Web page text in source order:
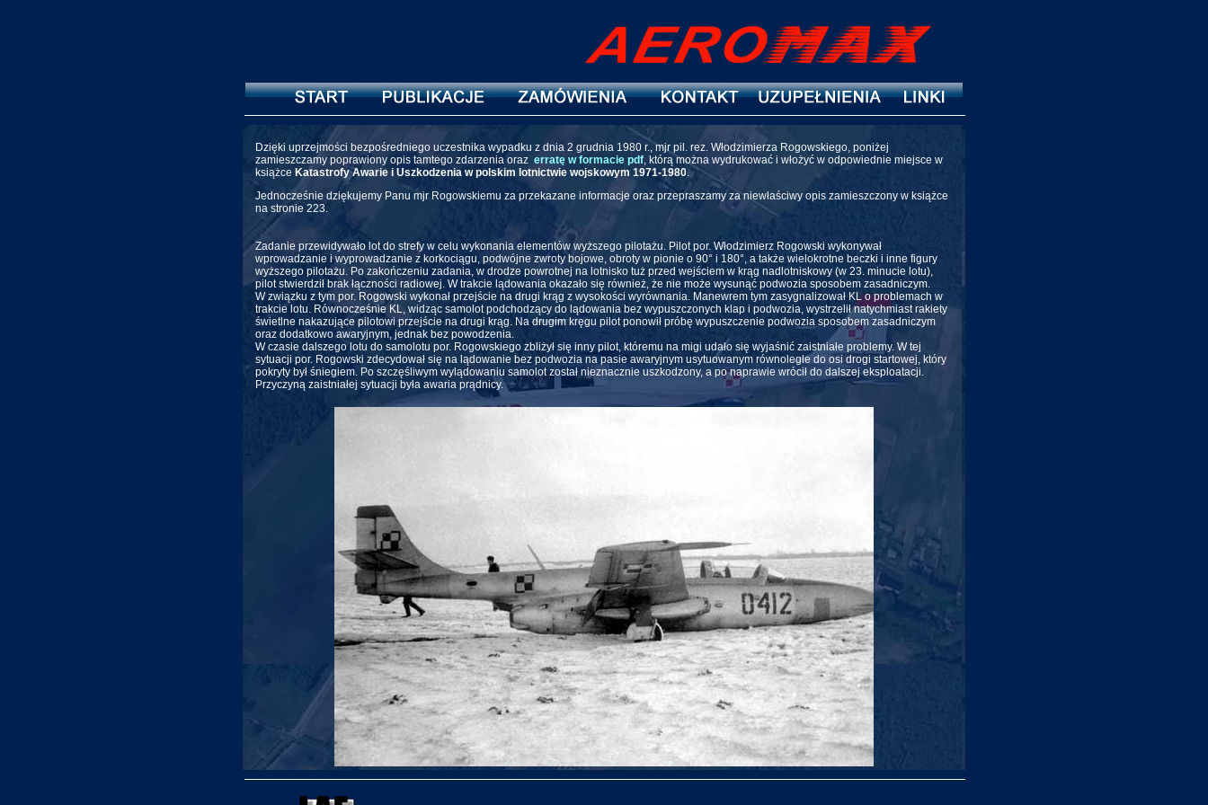
Dzięki uprzejmości bezpośredniego uczestnika wypadku z dnia 2 grudnia 1980 r., mjr pil. rez. Włodzimierza Rogowskiego, poniżej
zamieszczamy poprawiony opis tamtego zdarzenia oraz erratę w formacie pdf, którą można wydrukować i włożyć w odpowiednie miejsce w
książce Katastrofy Awarie i Uszkodzenia w polskim lotnictwie wojskowym 1971-1980.
Jednocześnie dziękujemy Panu mjr Rogowskiemu za przekazane informacje oraz przepraszamy za niewłaściwy opis zamieszczony w książce
na stronie 223.
Zadanie przewidywało lot do strefy w celu wykonania elementów wyższego pilotażu. Pilot por. Włodzimierz Rogowski wykonywał
wprowadzanie i wyprowadzanie z korkociągu, podwójne zwroty bojowe, obroty w pionie o 90° i 180°, a także wielokrotne beczki i inne figury
wyższego pilotażu. Po zakończeniu zadania, w drodze powrotnej na lotnisko tuż przed wejściem w krąg nadlotniskowy (w 23. minucie lotu),
pilot stwierdził brak łączności radiowej. W trakcie lądowania okazało się również, że nie może wysunąć podwozia sposobem zasadniczym.
W związku z tym por. Rogowski wykonał przejście na drugi krąg z wysokości wyrównania. Manewrem tym zasygnalizował KL o problemach w
trakcie lotu. Równocześnie KL, widząc samolot podchodzący do lądowania bez wypuszczonych klap i podwozia, wystrzelił natychmiast rakiety
świetlne nakazujące pilotowi przejście na drugi krąg. Na drugim kręgu pilot ponowił próbę wypuszczenie podwozia sposobem zasadniczym
oraz dodatkowo awaryjnym, jednak bez powodzenia.
W czasie dalszego lotu do samolotu por. Rogowskiego zbliżył się inny pilot, któremu na migi udało się wyjaśnić zaistniałe problemy. W tej
sytuacji por. Rogowski zdecydował się na lądowanie bez podwozia na pasie awaryjnym usytuowanym równolegle do osi drogi startowej, który
pokryty był śniegiem. Po szczęśliwym wylądowaniu samolot został nieznacznie uszkodzony, a po naprawie wrócił do dalszej eksploatacji.
Przyczyną zaistniałej sytuacji była awaria prądnicy.